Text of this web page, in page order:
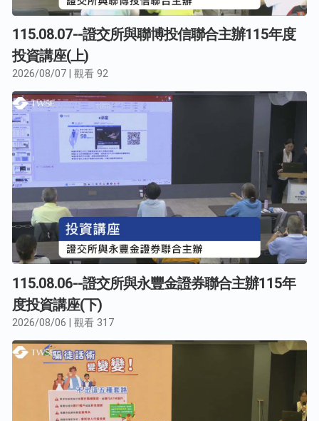
115.08.07--證交所與聯博投信聯合主辦115年度
投資講座(上)
2026/08/07 | 觀看 92
115.08.06--證交所與永豐金證券聯合主辦115年
度投資講座(下)
2026/08/06 | 觀看 317